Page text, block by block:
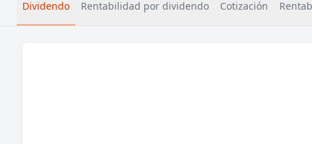
Dividendo Rentabilidad por dividendo Cotización